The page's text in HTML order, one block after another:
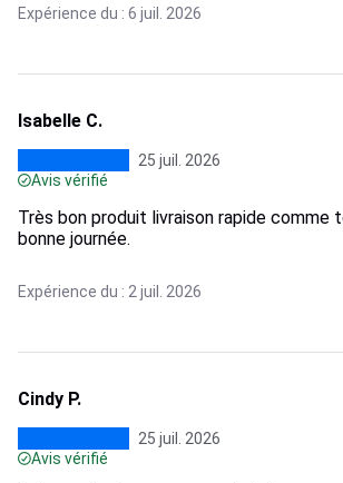
Expérience du : 6 juil. 2026
Isabelle C.
25 juil. 2026
Avis vérifié
Très bon produit livraison rapide comme
bonne journée.
Expérience du : 2 juil. 2026
Cindy P.
25 juil. 2026
Avis vérifié